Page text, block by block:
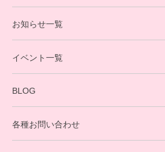
就労支援コース
英会話・海外留学コース
寮生活サポート
卒業生の今
お知らせ一覧
イベント一覧
BLOG
各種お問い合わせ